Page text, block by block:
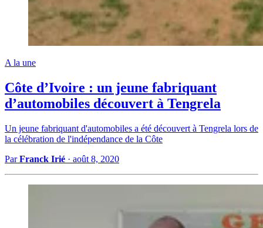
A la une
Côte d’Ivoire : un jeune fabriquant
d’automobiles découvert à Tengrela
Un jeune fabriquant d'automobiles a été découvert à Tengrela lors de
la célébration de l'indépendance de la Côte
ParFranck Irié · août 8, 2020